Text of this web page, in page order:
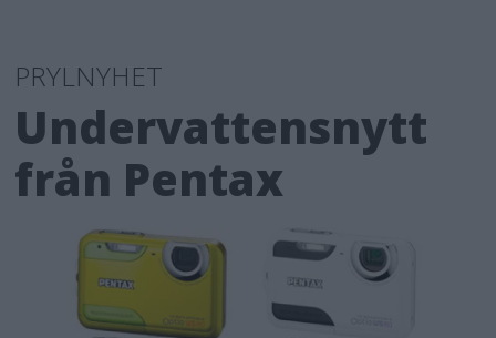
PRYLNYHET
Undervattensnytt
från Pentax